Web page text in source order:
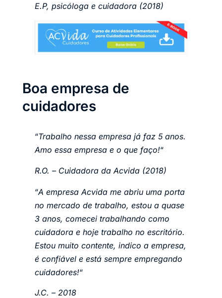
E.P, psicóloga e cuidadora (2018)
Boa empresa de
cuidadores
“Trabalho nessa empresa já faz 5 anos.
Amo essa empresa e o que faço!“
R.O. – Cuidadora da Acvida (2018)
“A empresa Acvida me abriu uma porta
no mercado de trabalho, estou a quase
3 anos, comecei trabalhando como
cuidadora e hoje trabalho no escritório.
Estou muito contente, indico a empresa,
é confiável e está sempre empregando
cuidadores!“
J.C. – 2018